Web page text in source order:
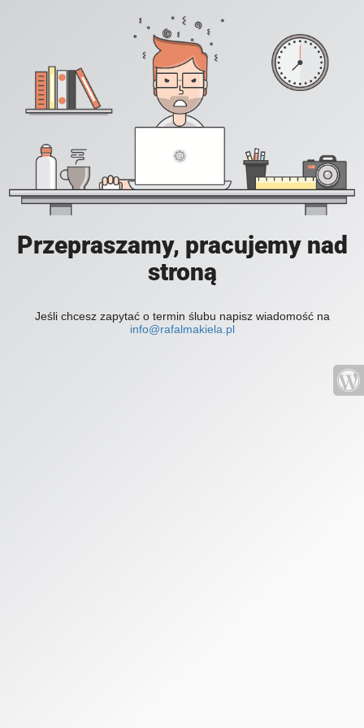
Przepraszamy, pracujemy nad
stroną
Jeśli chcesz zapytać o termin ślubu napisz wiadomość na
info@rafalmakiela.pl